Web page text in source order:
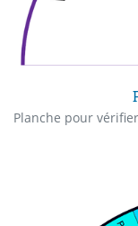
Planche pour